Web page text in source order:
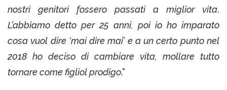
nostri genitori fossero passati a miglior vita.
L’abbiamo detto per 25 anni, poi io ho imparato
cosa vuol dire ‘mai dire mai’ e a un certo punto nel
2018 ho deciso di cambiare vita, mollare tutto
tornare come figliol prodigo.”